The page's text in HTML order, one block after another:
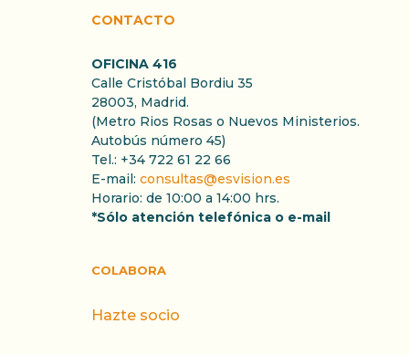
CONTACTO
OFICINA 416
Calle Cristóbal Bordiu 35
28003, Madrid.
(Metro Rios Rosas o Nuevos Ministerios.
Autobús número 45)
Tel.: +34 722 61 22 66
E-mail: consultas@esvision.es
Horario: de 10:00 a 14:00 hrs.
*Sólo atención telefónica o e-mail
COLABORA
Hazte socio